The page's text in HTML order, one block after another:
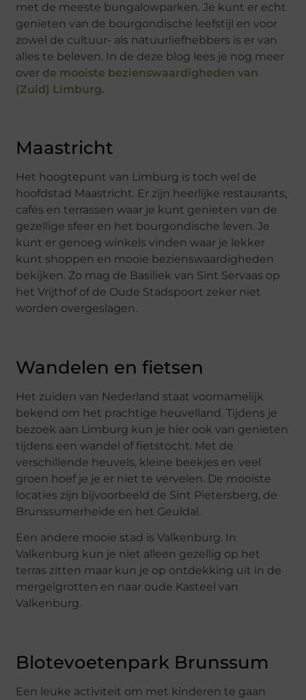
met de meeste bungalowparken. Je kunt er echt
genieten van de bourgondische leefstijl en voor
zowel de cultuur- als natuurliefhebbers is er van
alles te beleven. In de deze blog lees je nog meer
over de mooiste bezienswaardigheden van
(Zuid) Limburg.
Maastricht
Het hoogtepunt van Limburg is toch wel de
hoofdstad Maastricht. Er zijn heerlijke restaurants,
cafés en terrassen waar je kunt genieten van de
gezellige sfeer en het bourgondische leven. Je
kunt er genoeg winkels vinden waar je lekker
kunt shoppen en mooie bezienswaardigheden
bekijken. Zo mag de Basiliek van Sint Servaas op
het Vrijthof of de Oude Stadspoort zeker niet
worden overgeslagen.
Wandelen en fietsen
Het zuiden van Nederland staat voornamelijk
bekend om het prachtige heuvelland. Tijdens je
bezoek aan Limburg kun je hier ook van genieten
tijdens een wandel of fietstocht. Met de
verschillende heuvels, kleine beekjes en veel
groen hoef je je er niet te vervelen. De mooiste
locaties zijn bijvoorbeeld de Sint Pietersberg, de
Brunssumerheide en het Geuldal.
Een andere mooie stad is Valkenburg. In
Valkenburg kun je niet alleen gezellig op het
terras zitten maar kun je op ontdekking uit in de
mergelgrotten en naar oude Kasteel van
Valkenburg.
Blotevoetenpark Brunssum
Een leuke activiteit om met kinderen te gaan